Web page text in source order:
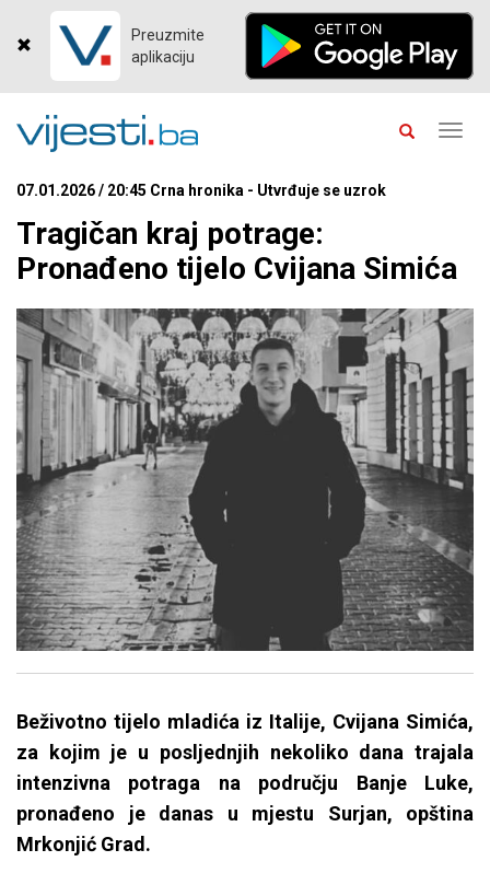
Preuzmite
aplikaciju
07.01.2026 / 20:45 Crna hronika - Utvrđuje se uzrok
Tragičan kraj potrage:
Pronađeno tijelo Cvijana Simića
Beživotno tijelo mladića iz Italije, Cvijana Simića,
za kojim je u posljednjih nekoliko dana trajala
intenzivna potraga na području Banje Luke,
pronađeno je danas u mjestu Surjan, opština
Mrkonjić Grad.